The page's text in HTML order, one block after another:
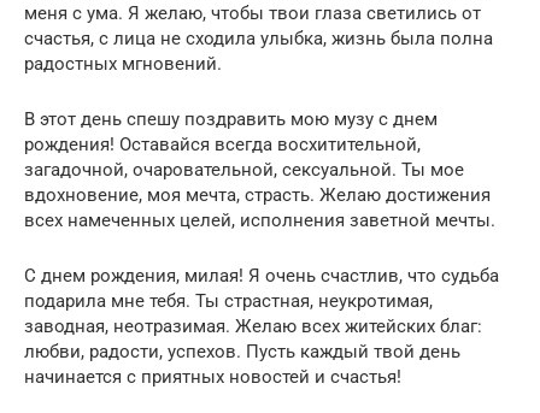
меня с ума. Я желаю, чтобы твои глаза светились от
счастья, с лица не сходила улыбка, жизнь была полна
радостных мгновений.
В этот день спешу поздравить мою музу с днем
рождения! Оставайся всегда восхитительной,
загадочной, очаровательной, сексуальной. Ты мое
вдохновение, моя мечта, страсть. Желаю достижения
всех намеченных целей, исполнения заветной мечты.
С днем рождения, милая! Я очень счастлив, что судьба
подарила мне тебя. Ты страстная, неукротимая,
заводная, неотразимая. Желаю всех житейских благ:
любви, радости, успехов. Пусть каждый твой день
начинается с приятных новостей и счастья!